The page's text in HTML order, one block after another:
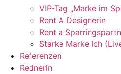
VIP-Tag „Marke im
Rent A Designerin
Rent a
Starke Marke Ich
Referenzen
Rednerin